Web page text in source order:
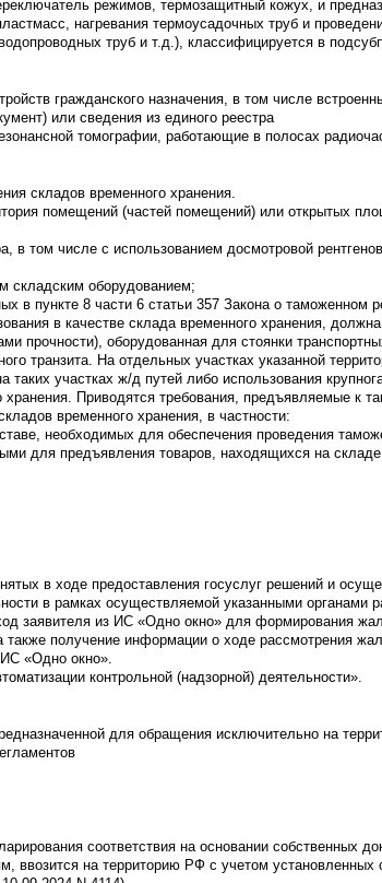
режимов, термозащитный кожух, и
нагревания термоусадочных труб и
труб и т.д.), классифицируется в
гражданского назначения, в том числе
или сведения из единого реестра
томографии, работающие в полосах
складов временного хранения.
помещений (частей помещений) или открытых
числе с использованием досмотровой
складским оборудованием;
пункте 8 части 6 статьи 357 Закона о таможенном
в качестве склада временного хранения,
оборудованная для стоянки
транзита. На отдельных участках указанной
участках ж/д путей либо использования
Приводятся требования, предъявляемые к
временного хранения, в частности:
необходимых для обеспечения проведения
для предъявления товаров, находящихся на
в ходе предоставления госуслуг решений и
в рамках осуществляемой указанными органами
заявителя из ИС «Одно окно» для формирования
получение информации о ходе рассмотрения
«Одно окно».
контрольной (надзорной) деятельности».
для обращения исключительно на
соответствия на основании собственных
ввозится на территорию РФ с учетом установленных